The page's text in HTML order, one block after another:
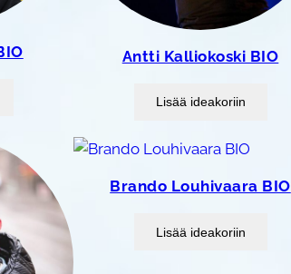
Antti Kalliokoski BIO
Lisää ideakoriin
Brando Louhivaara BIO
Lisää ideakoriin